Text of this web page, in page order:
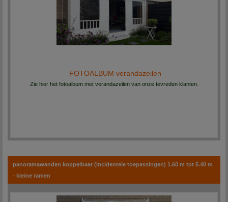
FOTOALBUM verandazeilen
Zie hier het fotoalbum met verandazeilen van onze tevreden klanten.
panoramawanden koppelbaar (incidentele toepassingen) 1.60 m tot 5.40 m
- kleine ramen